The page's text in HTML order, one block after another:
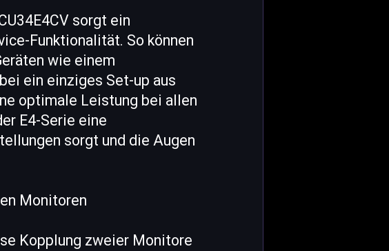
sorgt ein
Funktionalität. So können
wie einem
ein einziges Set-up aus
optimale Leistung bei allen
E4-Serie eine
sorgt und die Augen
Monitoren
Kopplung zweier Monitore